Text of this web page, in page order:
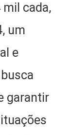
mil cada,
um
e
garantir